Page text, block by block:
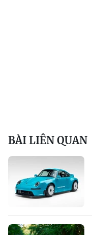
BÀI LIÊN QUAN